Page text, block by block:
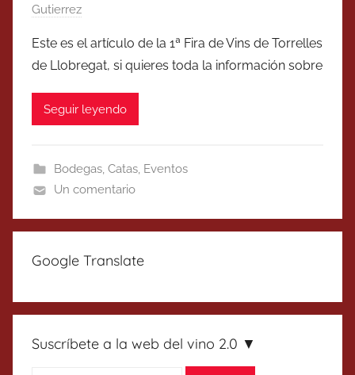
Gutierrez
Este es el artículo de la 1ª Fira de Vins de Torrelles
de Llobregat, si quieres toda la información sobre
Seguir leyendo
Bodegas, Catas, Eventos
Un comentario
Google Translate
Suscríbete a la web del vino 2.0 ▼